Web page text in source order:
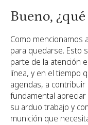
Bueno,
Como mencionamos
para quedarse. Esto
parte de la atención
línea, y en el tiempo
agendas, a contribuir
fundamental
su arduo trabajo y
munición que